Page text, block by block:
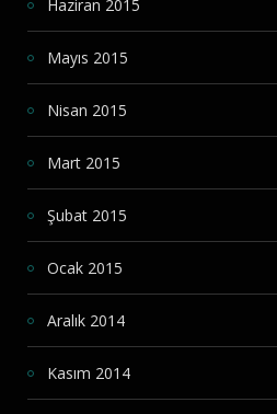
Haziran 2015
Mayıs 2015
Nisan 2015
Mart 2015
Şubat 2015
Ocak 2015
Aralık 2014
Kasım 2014